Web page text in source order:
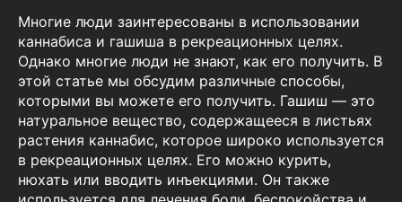
Многие люди заинтересованы в использовании
каннабиса и гашиша в рекреационных целях.
Однако многие люди не знают, как его получить. В
этой статье мы обсудим различные способы,
которыми вы можете его получить. Гашиш — это
натуральное вещество, содержащееся в листьях
растения каннабис, которое широко используется
в рекреационных целях. Его можно курить,
нюхать или вводить инъекциями. Он также